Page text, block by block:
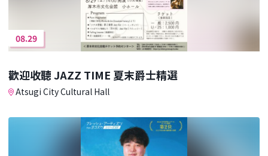
08.29
歡迎收聽 JAZZ TIME 夏末爵士精選
Atsugi City Cultural Hall